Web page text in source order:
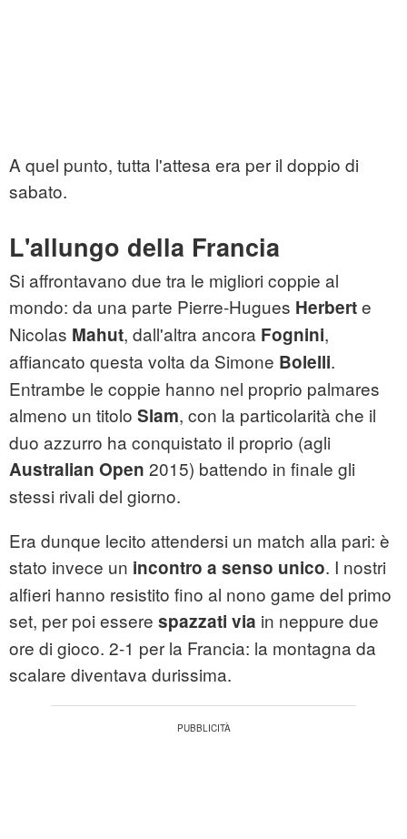
A quel punto, tutta l'attesa era per il doppio di
sabato.
L'allungo della Francia
Si affrontavano due tra le migliori coppie al
mondo: da una parte Pierre-Hugues Herberte
Nicolas Mahut, dall'altra ancora Fognini,
affiancato questa volta da Simone Bolelli.
Entrambe le coppie hanno nel proprio palmares
almeno un titolo Slam, con la particolarità che il
duo azzurro ha conquistato il proprio (agli
Australian Open 2015) battendo in finale gli
stessi rivali del giorno.
Era dunque lecito attendersi un match alla pari: è
stato invece un incontro a senso unico. I nostri
alfieri hanno resistito fino al nono game del primo
set, per poi essere spazzati via in neppure due
ore di gioco. 2-1 per la Francia: la montagna da
scalare diventava durissima.